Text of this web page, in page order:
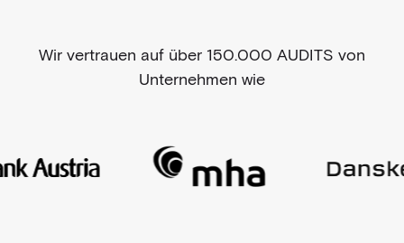
Wir vertrauen auf über 150.000 AUDITS von
Unternehmen wie